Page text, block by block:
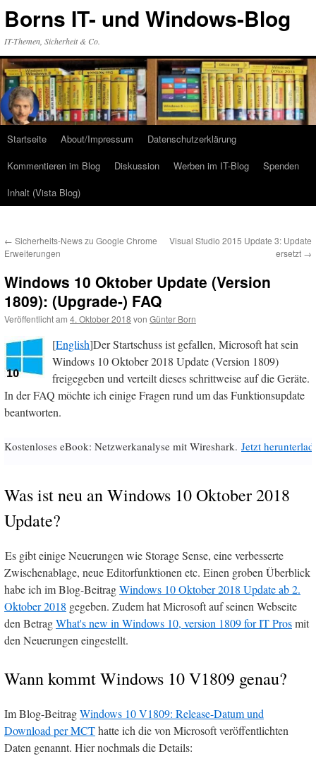
Inhalt
Borns IT- und Windows-Blog
IT-Themen, Sicherheit & Co.
Startseite About/Impressum
Datenschutzerklärung
Kommentieren im Blog
Diskussion Werben im IT-Blog
Spenden
Inhalt (Vista Blog)
← Sicherheits-News zu Google Chrome
Erweiterungen
Visual Studio 2015 Update 3: Update
ersetzt →
Windows 10 Oktober Update (Version
1809): (Upgrade-) FAQ
Veröffentlicht am 4. Oktober 2018 von Günter Born
[English]Der Startschuss ist gefallen, Microsoft hat sein
Windows 10 Oktober 2018 Update (Version 1809)
freigegeben und verteilt dieses schrittweise auf die Geräte.
In der FAQ möchte ich einige Fragen rund um das Funktionsupdate
beantworten.
Kostenloses eBook: Netzwerkanalyse mit Wireshark. Jetzt
Was ist neu an Windows 10 Oktober 2018
Update?
Es gibt einige Neuerungen wie Storage Sense, eine verbesserte
Zwischenablage, neue Editorfunktionen etc. Einen groben Überblick
habe ich im Blog-BeitragWindows 10 Oktober 2018 Update ab 2.
Oktober 2018 gegeben. Zudem hat Microsoft auf seinen Webseite
den BetragWhat's new in Windows 10, version 1809 for IT Prosmit
den Neuerungen eingestellt.
Wann kommt Windows 10 V1809 genau?
Im Blog-BeitragWindows 10 V1809: Release-Datum und
Download per MCThatte ich die von Microsoft veröffentlichten
Daten genannt. Hier nochmals die Details: